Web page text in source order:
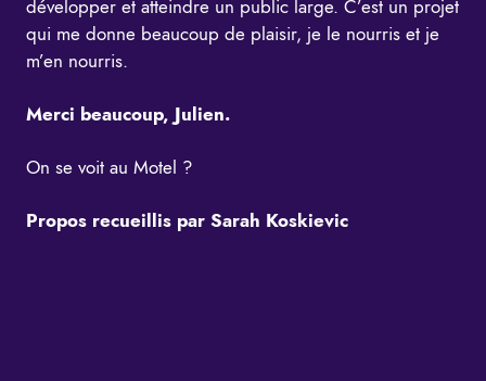
développer et atteindre un public large. C’est un projet
qui me donne beaucoup de plaisir, je le nourris et je
m’en nourris.
Merci beaucoup, Julien.
On se voit au Motel ?
Propos recueillis par Sarah Koskievic